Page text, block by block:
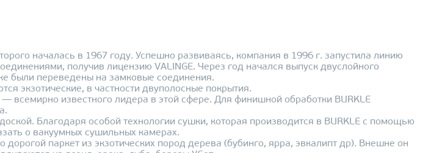
началась в 1967 году. Успешно развиваясь, компания в 1996 г. запустила линию
получив лицензию VALINGE. Через год начался выпуск двуслойного
были переведены на замковые соединения.
экзотические, в частности двуполосные покрытия.
известного лидера в этой сфере. Для финишной обработки BURKLE
Благодаря особой технологии сушки, которая производится в BURKLE с помощью
о вакуумных сушильных камерах.
паркет из экзотических пород дерева (бубинго, ярра, эвкалипт др). Внешне он